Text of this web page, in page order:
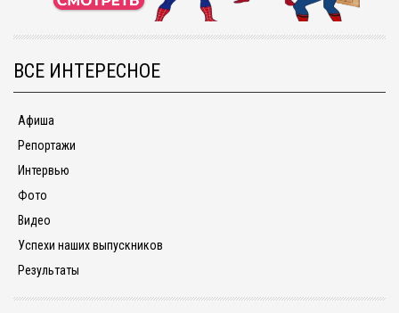
ВСЕ ИНТЕРЕСНОЕ
Афиша
Репортажи
Интервью
Фото
Видео
Успехи наших выпускников
Результаты